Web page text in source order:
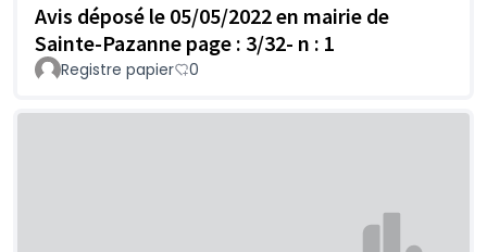
Avis déposé le 05/05/2022 en mairie de
Sainte-Pazanne page : 3/32- n : 1
Registre papier 0